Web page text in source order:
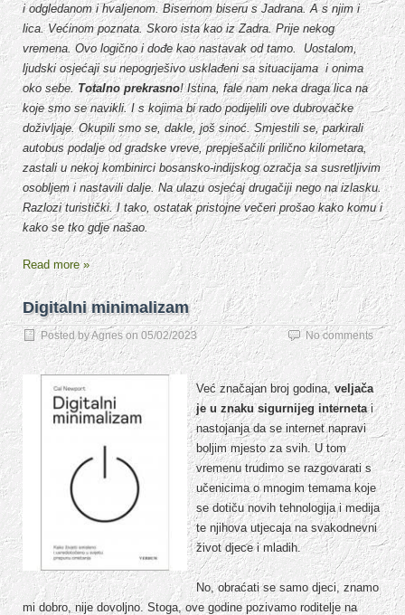
i odgledanom i hvaljenom. Bisernom biseru s Jadrana. A s njim i
lica. Većinom poznata. Skoro ista kao iz Zadra. Prije nekog
vremena. Ovo logično i dođe kao nastavak od tamo. Uostalom,
ljudski osjećaji su nepogrješivo usklađeni sa situacijama i onima
oko sebe. Totalno prekrasno! Istina, fale nam neka draga lica na
koje smo se navikli. I s kojima bi rado podijelili ove dubrovačke
doživljaje. Okupili smo se, dakle, još sinoć. Smjestili se, parkirali
autobus podalje od gradske vreve, prepješačili prilično kilometara,
zastali u nekoj kombinirci bosansko-indijskog ozračja sa susretljivim
osobljem i nastavili dalje. Na ulazu osjećaj drugačiji nego na izlasku.
Razlozi turistički. I tako, ostatak pristojne večeri prošao kako komu i
kako se tko gdje našao.
Read more »
Digitalni minimalizam
Posted byAgnes on 05/02/2023 No comments
Već značajan broj godina,veljača
je u znaku sigurnijeg internetai
nastojanja da se internet napravi
boljim mjesto za svih. U tom
vremenu trudimo se razgovarati s
učenicima o mnogim temama koje
se dotiču novih tehnologija i medija
te njihova utjecaja na svakodnevni
život djece i mladih.
No, obraćati se samo djeci, znamo
mi dobro, nije dovoljno. Stoga, ove godine pozivamo roditelje na